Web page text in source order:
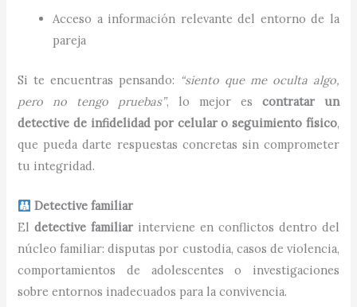
Acceso a información relevante del entorno de la
pareja
Si te encuentras pensando: “siento que me oculta algo,
pero no tengo pruebas”, lo mejor es contratar un
detective de infidelidad por celular o seguimiento físico,
que pueda darte respuestas concretas sin comprometer
tu integridad.
Detective familiar
Eldetective familiar interviene en conflictos dentro del
núcleo familiar: disputas por custodia, casos de violencia,
comportamientos de adolescentes o investigaciones
sobre entornos inadecuados para la convivencia.